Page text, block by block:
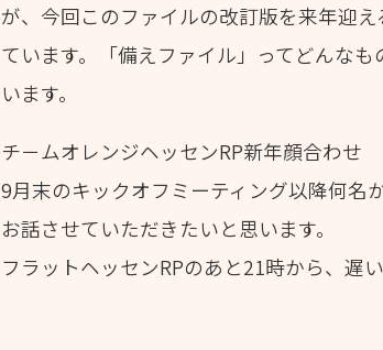
が、今回このファイルの改訂版を来年迎
ています。「備えファイル」ってどんな
います。
チ－ムオレンジヘッセンRP新年顔合わせ
9月末のキックオフミーティング以降何名
お話させていただきたいと思います。
フラットヘッセンRPのあと21時から、遅